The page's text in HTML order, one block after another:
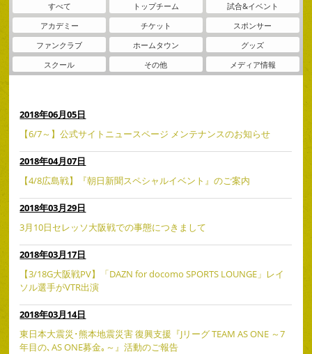
すべて トップチーム
試合&イベント
アカデミー
チケット
スポンサー
ファンクラブ
ホームタウン
グッズ
スクール
その他 メディア情報
2018年06月05日
【6/7～】公式サイトニュースページ メンテナンスのお知らせ
2018年04月07日
【4/8広島戦】『朝日新聞スペシャルイベント』のご案内
2018年03月29日
3月10日セレッソ大阪戦での事態につきまして
2018年03月17日
【3/18G大阪戦PV】「DAZN for docomo SPORTS LOUNGE」レイ
ソル選手がVTR出演
2018年03月14日
東日本大震災･熊本地震災害 復興支援『Jリーグ TEAM AS ONE ～7
年目の､AS ONE募金｡～』活動のご報告
ファンゾーン
クラブ